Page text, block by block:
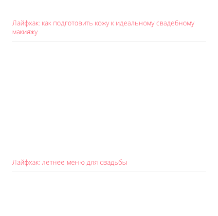
Лайфхак: как подготовить кожу к идеальному свадебному
макияжу
Лайфхак: летнее меню для свадьбы